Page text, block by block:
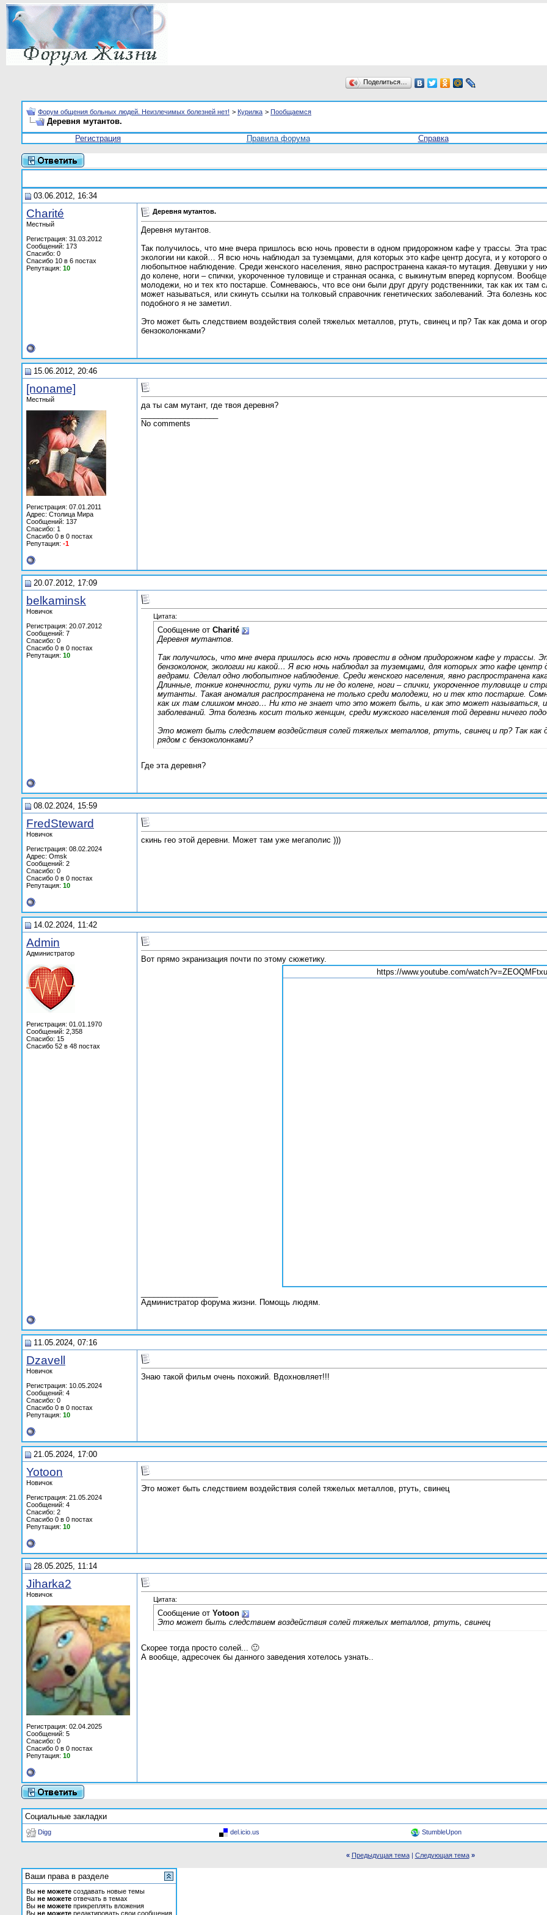
Поделиться…
Форум общения больных людей. Неизлечимых болезней нет! > Курилка > Пообщаемся
Деревня мутантов.
Регистрация
Правила форума Справка
03.06.2012, 16:34
Charité
Местный
Регистрация: 31.03.2012
Сообщений: 173
Спасибо: 0
Спасибо 10 в 6 постах
Репутация: 10
Деревня мутантов.
Деревня мутантов.
Так получилось, что мне вчера пришлось всю ночь провести в одном придорожном кафе у трассы. Эта
экологии ни какой… Я всю ночь наблюдал за туземцами, для которых это кафе центр досуга, и у
любопытное наблюдение. Среди женского населения, явно распространена какая-то мутация. Девушки у
до колене, ноги – спички, укороченное туловище и странная осанка, с выкинутым вперед корпусом.
молодежи, но и тех кто постарше. Сомневаюсь, что все они были друг другу родственники, так как их
может называться, или скинуть ссылки на толковый справочник генетических заболеваний. Эта болезнь
подобного я не заметил.
Это может быть следствием воздействия солей тяжелых металлов, ртуть, свинец и пр? Так как дома и
бензоколонками?
15.06.2012, 20:46
[noname]
Местный
Регистрация: 07.01.2011
Адрес: Столица Мира
Сообщений: 137
Спасибо: 1
Спасибо 0 в 0 постах
Репутация: -1
да ты сам мутант, где твоя деревня?
No comments
20.07.2012, 17:09
belkaminsk
Новичок
Регистрация: 20.07.2012
Сообщений: 7
Спасибо: 0
Спасибо 0 в 0 постах
Репутация: 10
Цитата:
Сообщение от Charité
Деревня мутантов.
Так получилось, что мне вчера пришлось всю ночь провести в одном придорожном кафе у трассы.
бензоколонок, экологии ни какой… Я всю ночь наблюдал за туземцами, для которых это кафе центр
ведрами. Сделал одно любопытное наблюдение. Среди женского населения, явно распространена
Длинные, тонкие конечности, руки чуть ли не до колене, ноги – спички, укороченное туловище и
мутанты. Такая аномалия распространена не только среди молодежи, но и тех кто постарше.
как их там слишком много… Ни кто не знает что это может быть, и как это может называться,
заболеваний. Эта болезнь косит только женщин, среди мужского населения той деревни ничего
Это может быть следствием воздействия солей тяжелых металлов, ртуть, свинец и пр? Так как
рядом с бензоколонками?
Где эта деревня?
08.02.2024, 15:59
FredSteward
Новичок
Регистрация: 08.02.2024
Адрес: Omsk
Сообщений: 2
Спасибо: 0
Спасибо 0 в 0 постах
Репутация: 10
скинь гео этой деревни. Может там уже мегаполис )))
14.02.2024, 11:42
Admin
Администратор
Регистрация: 01.01.1970
Сообщений: 2,358
Спасибо: 15
Спасибо 52 в 48 постах
Вот прямо экранизация почти по этому сюжетику.
https://www.youtube.com/
Администратор форума жизни. Помощь людям.
11.05.2024, 07:16
Dzavell
Новичок
Регистрация: 10.05.2024
Сообщений: 4
Спасибо: 0
Спасибо 0 в 0 постах
Репутация: 10
Знаю такой фильм очень похожий. Вдохновляет!!!
21.05.2024, 17:00
Yotoon
Новичок
Регистрация: 21.05.2024
Сообщений: 4
Спасибо: 2
Спасибо 0 в 0 постах
Репутация: 10
Это может быть следствием воздействия солей тяжелых металлов, ртуть, свинец
28.05.2025, 11:14
Jiharka2
Новичок
Регистрация: 02.04.2025
Сообщений: 5
Спасибо: 0
Спасибо 0 в 0 постах
Репутация: 10
Цитата:
Сообщение от Yotoon
Это может быть следствием воздействия солей тяжелых металлов, ртуть, свинец
Скорее тогда просто солей... 🙂
А вообще, адресочек бы данного заведения хотелось узнать..
Социальные закладки
Digg del.icio.us StumbleUpon
« Предыдущая тема| Следующая тема »
Ваши права в разделе
Вы не можете создавать новые темы
Вы не можете отвечать в темах
Вы не можете прикреплять вложения
Вы не можете редактировать свои сообщения